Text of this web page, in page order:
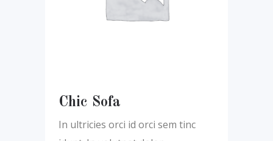
Chic Sofa
In ultricies orci id orci sem tinc